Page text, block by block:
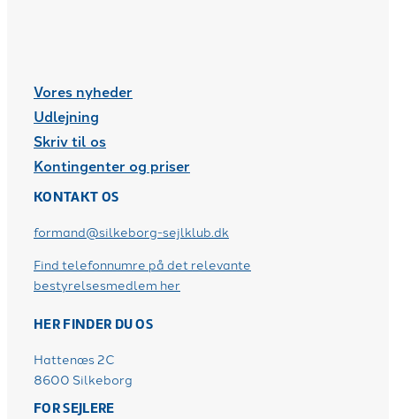
Vores nyheder
Udlejning
Skriv til os
Kontingenter og priser
KONTAKT OS
formand@silkeborg-sejlklub.dk
Find telefonnumre på det relevante
bestyrelsesmedlem her
HER FINDER DU OS
Hattenæs 2C
8600 Silkeborg
FOR SEJLERE